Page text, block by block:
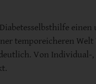
temporeicheren
Von Individual-